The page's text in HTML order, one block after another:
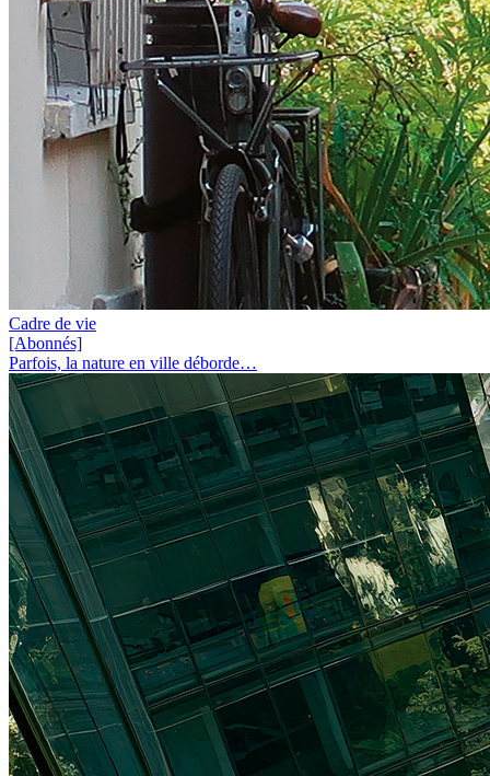
Cadre de vie
[Abonnés]
Parfois, la nature en ville déborde…